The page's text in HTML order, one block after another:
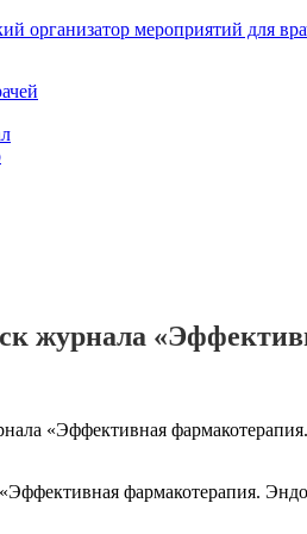
журнала
«Эффективная
фармакотерапия.